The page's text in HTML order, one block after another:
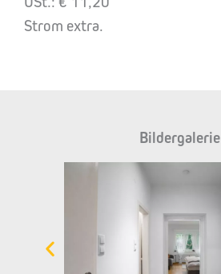
Strom extra.
Bildergalerie